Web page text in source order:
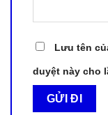
Lưu tên
duyệt này cho